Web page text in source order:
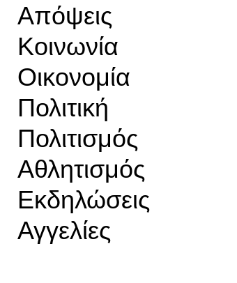
Απόψεις
Κοινωνία
Οικονομία
Πολιτική
Πολιτισμός
Αθλητισμός
Εκδηλώσεις
Αγγελίες